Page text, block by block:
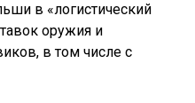
в «логистический
оружия и
в том числе с